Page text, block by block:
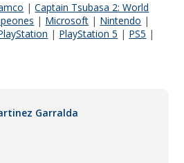
|Captain Tsubasa 2: World
| Microsoft | Nintendo |
| PlayStation 5 | PS5 |
Garralda